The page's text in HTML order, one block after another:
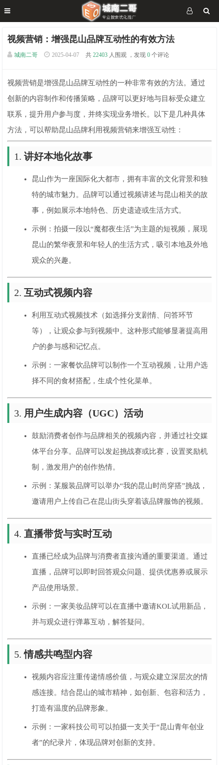
视频营销：增强昆山品牌互动性的有效方法
城南二哥 2025-04-07 共 22403 人围观 ，发现 0 个评论
视频营销是增强昆山品牌互动性的一种非常有效的方法。通过
创新的内容制作和传播策略，品牌可以更好地与目标受众建立
联系，提升用户参与度，并终实现业务增长。以下是几种具体
方法，可以帮助昆山品牌利用视频营销来增强互动性：
1.讲好本地化故事
昆山作为一座国际化大都市，拥有丰富的文化背景和独
特的城市魅力。品牌可以通过视频讲述与昆山相关的故
事，例如展示本地特色、历史遗迹或生活方式。
示例：拍摄一段以“魔都夜生活”为主题的短视频，展现
昆山的繁华夜景和年轻人的生活方式，吸引本地及外地
观众的兴趣。
2.互动式视频内容
利用互动式视频技术（如选择分支剧情、问答环节
等），让观众参与到视频中。这种形式能够显著提高用
户的参与感和记忆点。
示例：一家餐饮品牌可以制作一个互动视频，让用户选
择不同的食材搭配，生成个性化菜单。
3. 用户生成内容（UGC）活动
鼓励消费者创作与品牌相关的视频内容，并通过社交媒
体平台分享。品牌可以发起挑战赛或比赛，设置奖励机
制，激发用户的创作热情。
示例：某服装品牌可以举办“我的昆山时尚穿搭”挑战，
邀请用户上传自己在昆山街头穿着该品牌服饰的视频。
4. 直播带货与实时互动
直播已经成为品牌与消费者直接沟通的重要渠道。通过
直播，品牌可以即时回答观众问题、提供优惠券或展示
产品使用场景。
示例：一家美妆品牌可以在直播中邀请KOL试用新品，
并与观众进行弹幕互动，解答疑问。
5.情感共鸣型内容
视频内容应注重传递情感价值，与观众建立深层次的情
感连接。结合昆山的城市精神，如创新、包容和活力，
打造有温度的品牌形象。
示例：一家科技公司可以拍摄一支关于“昆山青年创业
者”的纪录片，体现品牌对创新的支持。